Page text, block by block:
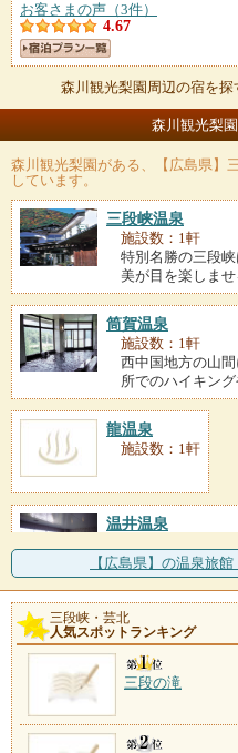
お客さまの声（3件）
4.67
森川観光梨園周辺の宿を探
森川観光梨
森川観光梨園 がある、【広島県】
しています。
三段峡温泉
施設数：1軒
特別名勝の三段
美が目を楽しませ
筒賀温泉
施設数：1軒
西中国地方の山
所でのハイキン
龍温泉
施設数：1軒
温井温泉
単純弱放射能泉
チ、冷え性など
芸北温泉
施設数：1軒
【広島県】の温泉旅
三段峡・芸北
人気スポットランキング
三段の滝